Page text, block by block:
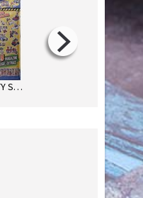
LEGO CITY STARKE POLIZEI-ACTIO LEGO TECHNIC